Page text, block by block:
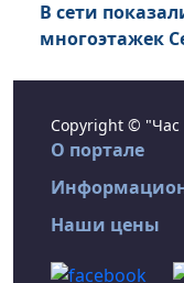
В сети
многоэтажек
Copyright ©
О портале
Наши цены